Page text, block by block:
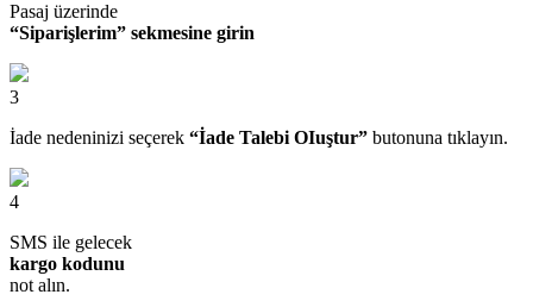
Pasaj üzerinde
“Siparişlerim” sekmesine girin
3
İade nedeninizi seçerek “İade Talebi OIuştur” butonuna tıklayın.
4
SMS ile gelecek
kargo kodunu
not alın.